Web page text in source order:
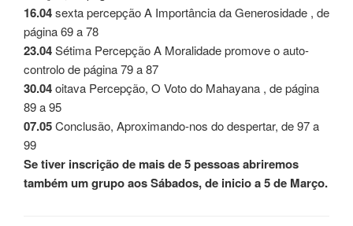
16.04sexta percepção A Importância da Generosidade , de
página 69 a 78
23.04Sétima Percepção A Moralidade promove o auto-
controlo de página 79 a 87
30.04oitava Percepção, O Voto do Mahayana , de página
89 a 95
07.05Conclusão, Aproximando-nos do despertar, de 97 a
99
Se tiver inscrição de mais de 5 pessoas abriremos
também um grupo aos Sábados, de inicio a 5 de Março.